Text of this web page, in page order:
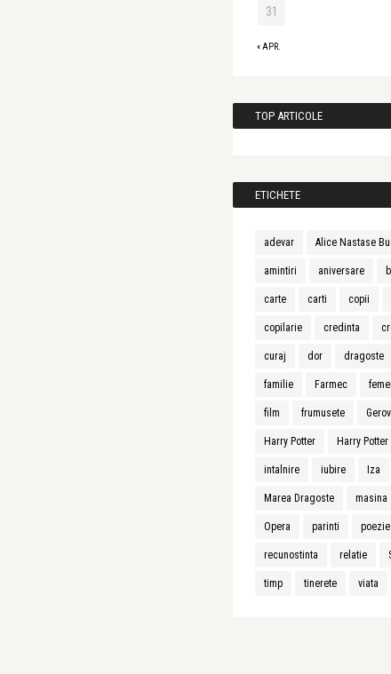
« APR.
31
TOP ARTICOLE
ETICHETE
adevar Alice Nastase
amintiri aniversare
carte carti copii
copilarie credinta
curaj dor dragoste
familie Farmec femei
film frumusete
Harry Potter Harry
intalnire iubire Iza
Marea Dragoste masina
Opera parinti poezie
recunostinta relatie
timp tinerete viata